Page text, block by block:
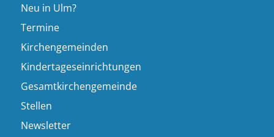
Neu in Ulm?
Termine
Kirchengemeinden
Kindertageseinrichtungen
Gesamtkirchengemeinde
Stellen
Newsletter